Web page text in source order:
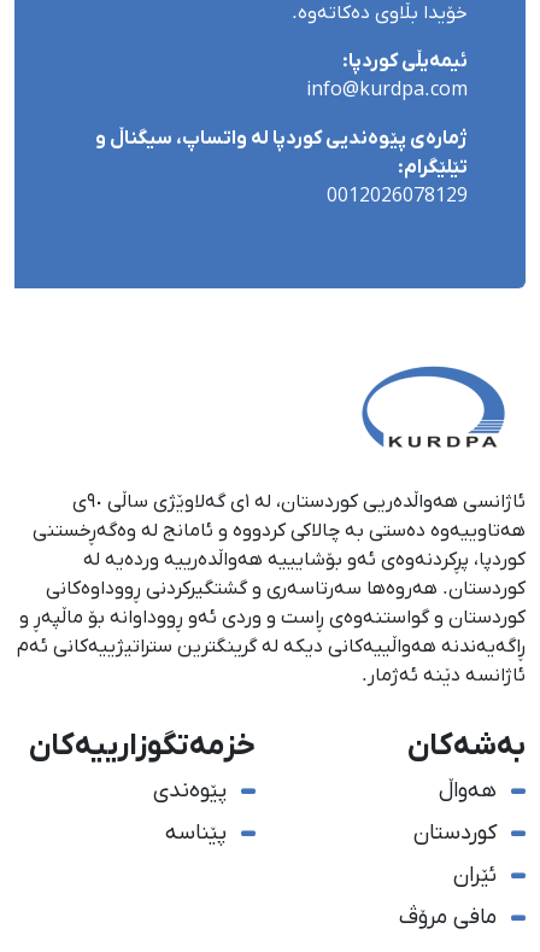
خۆیدا بڵاوی دەکاتەوە.
ئیمەیڵی کوردپا:
info@kurdpa.com
ژمارەی پێوەندیی کوردپا لە واتساپ، سیگناڵ و
تێلێگرام:
0012026078129
ئاژانسی هەواڵدەریی کوردستان، لە ١ی گەلاوێژی ساڵی ٩٠ی
هەتاوییەوە دەستی بە چالاکی کردووە و ئامانج لە وەگەڕخستنی
كوردپا، پڕكردنەوەی ئەو بۆشایییە هەواڵدەرییە وردەیە لە
كوردستان. هەروەها سەرتاسەری و گشتگیركردنی ڕووداوەكانی
كوردستان و گواستنەوەی ڕاست و وردی ئەو ڕووداوانە بۆ ماڵپەڕ و
ڕاگەیەندنە هەواڵییەكانی دیكە لە گرینگترین ستراتیژییەكانی ئەم
ئاژانسە دێنە ئەژمار.
بەشەکان
هەواڵ
کوردستان
ئێران
مافی مرۆڤ
خزمەتگوزارییەکان
پێوەندی
پێناسە